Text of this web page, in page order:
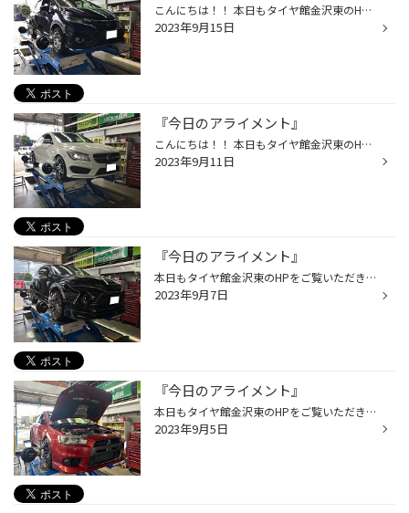
こんにちは！！ 本日もタイヤ館金沢東のHPをご覧いただきありがとうございます。 今日の作業は【ホンダ フィット】のアライメント作業になります！ 今日は作業依頼ありがとうございます。
2023年9月15日
『今日のアライメント』
こんにちは！！ 本日もタイヤ館金沢東のHPをご覧いただきありがとうございます。 今日の作業は【ベンツ CLA】のアライメント作業になります！ 左前を事故したとのことで部品を交換したとの事でのアライメント調整依頼を受けました！ 今日は作業依頼ありがとうございます。
2023年9月11日
『今日のアライメント』
本日もタイヤ館金沢東のHPをご覧いただきありがとうございます。 今日の作業は【トヨタ ハリアー】のアライメント調整になります！ 左後ろを事故したことで、部品を変えたとの事でのご依頼いただきました！ フロントとリアのトーの4ヵ所の調整をしました！ 作業依頼ありがとうございます。
2023年9月7日
『今日のアライメント』
本日もタイヤ館金沢東のHPをご覧いただきありがとうございます。 今日の作業は【三菱 ランサーエボリューション】のアライメント調整になります！ 今日の作業依頼ありがとうございます。
2023年9月5日